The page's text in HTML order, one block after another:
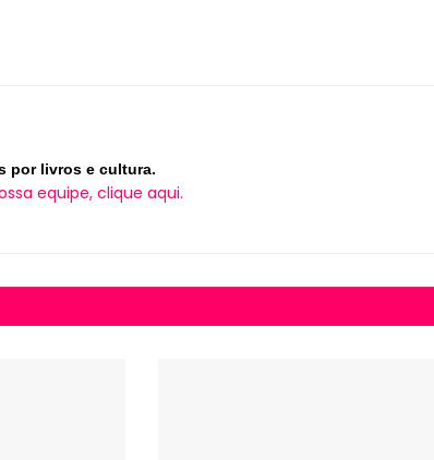
por livros e cultura.
equipe, clique aqui.